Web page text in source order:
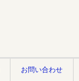
お問い合わせ